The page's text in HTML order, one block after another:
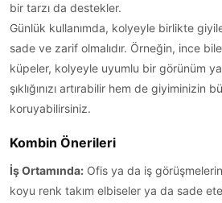
bir tarzı da destekler.
Günlük kullanımda, kolyeyle birlikte
sade ve zarif olmalıdır. Örneğin, ince
küpeler, kolyeyle uyumlu bir görünüm
şıklığınızı artırabilir hem de giyiminizin
koruyabilirsiniz.
Kombin Önerileri
İş Ortamında: Ofis ya da iş
koyu renk takım elbiseler ya da sade